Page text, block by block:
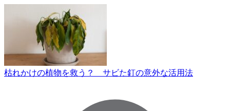
枯れかけの植物を救う？ サビた釘の意外な活用法